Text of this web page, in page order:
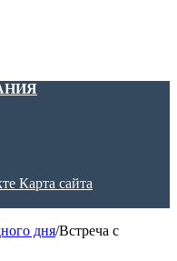
Карта сайта
дня/Встреча с